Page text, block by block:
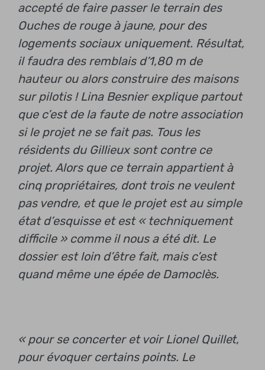
accepté de faire passer le terrain des
Ouches de rouge à jaune, pour des
logements sociaux uniquement. Résultat,
il faudra des remblais d’1,80 m de
hauteur ou alors construire des maisons
sur pilotis ! Lina Besnier explique partout
que c’est de la faute de notre association
si le projet ne se fait pas. Tous les
résidents du Gillieux sont contre ce
projet. Alors que ce terrain appartient à
cinq propriétaires, dont trois ne veulent
pas vendre, et que le projet est au simple
état d’esquisse et est « techniquement
difficile » comme il nous a été dit. Le
dossier est loin d’être fait, mais c’est
quand même une épée de Damoclès.
« pour se concerter et voir Lionel Quillet,
pour évoquer certains points. Le